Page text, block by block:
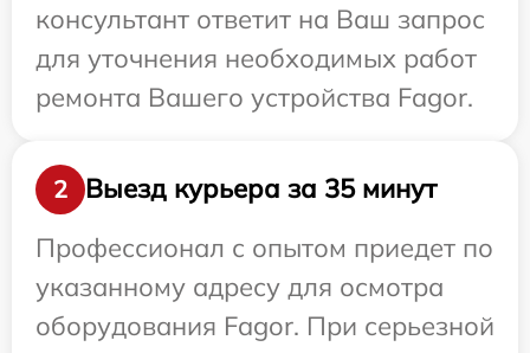
консультант ответит на Ваш запрос
для уточнения необходимых работ
ремонта Вашего устройства Fagor.
2
Выезд курьера за 35 минут
Профессионал с опытом приедет по
указанному адресу для осмотра
оборудования Fagor. При серьезной